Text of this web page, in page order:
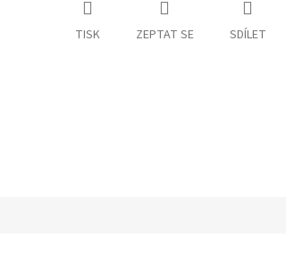
TISK ZEPTAT SE SDÍLET